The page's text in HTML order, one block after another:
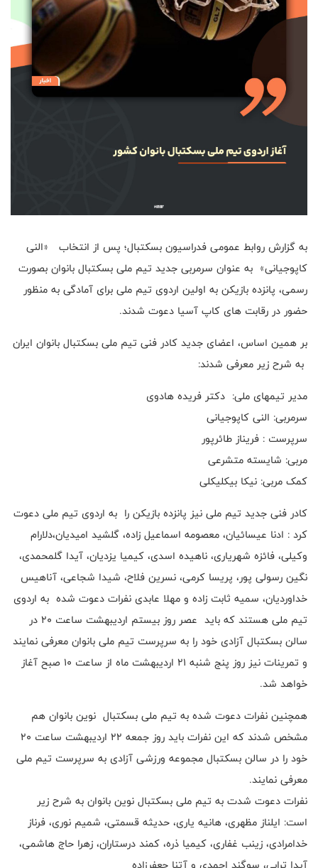
به گزارش روابط عمومی فدراسیون بسکتبال؛ پس از انتخاب «النی
کاپوجیانی» به عنوان سرمربی جدید تیم ملی بسکتبال بانوان بصورت
رسمی، پانزده بازیکن به اولین اردوی تیم ملی برای آمادگی به منظور
حضور در رقابت های کاپ آسیا دعوت شدند.
بر همین اساس، اعضای جدید کادر فنی تیم ملی بسکتبال بانوان ایران
به شرح زیر معرفی شدند:
مدیر تیمهای ملی: دکتر فریده هادوی
سرمربی: النی کاپوجیانی
سرپرست : فریناز طائرپور
مربی: شایسته متشرعی
کمک مربی: نیکا بیکلیکلی
کادر فنی جدید تیم ملی نیز پانزده بازیکن را به اردوی تیم ملی دعوت
کرد : ادنا عیسائیان، معصومه اسماعیل زاده، گلشید امیدیان،دلارام
وکیلی، فائزه شهریاری، ناهیده اسدی، کیمیا یزدیان، آیدا گلمحمدی،
نگین رسولی پور، پریسا کرمی، نسرین فلاح، شیدا شجاعی، آناهیس
خداوردیان، سمیه ثابت زاده و مهلا عابدی نفرات دعوت شده به اردوی
تیم ملی هستند که باید عصر روز بیستم اردیبهشت ساعت ۲۰ در
سالن بسکتبال آزادی خود را به سرپرست تیم ملی بانوان معرفی نمایند
و تمرینات نیز روز پنج شنبه ۲۱ اردیبهشت ماه از ساعت ۱۰ صبح آغاز
خواهد شد.
همچنین نفرات دعوت شده به تیم ملی بسکتبال نوین بانوان هم
مشخص شدند که این نفرات باید روز جمعه ۲۲ اردیبهشت ساعت ۲۰
خود را در سالن بسکتبال مجموعه ورزشی آزادی به سرپرست تیم ملی
معرفی نمایند.
نفرات دعوت شدت به تیم ملی بسکتبال نوین بانوان به شرح زیر
است: ایلناز مظهری، هانیه یاری، حدیثه قسمتی، شمیم نوری، فرناز
خدامرادی، زینب غفاری، کیمیا ذره، کمند درستاران، زهرا حاج هاشمی،